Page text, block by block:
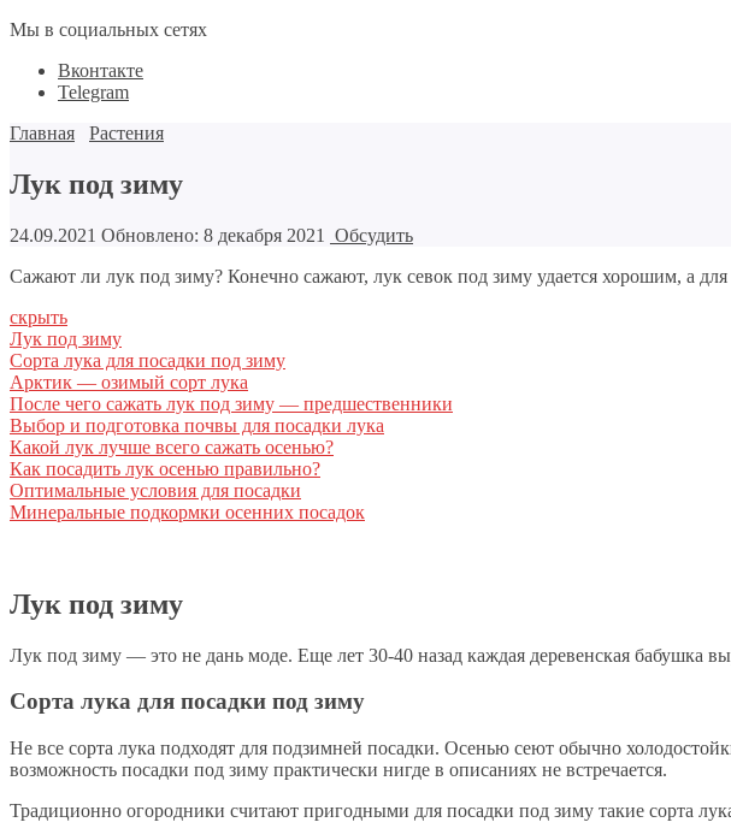
Мы в социальных сетях
Вконтакте
Telegram
Главная
Растения
Лук под зиму
24.09.2021 Обновлено: 8 декабря 2021
Обсудить
Сажают ли лук под зиму? Конечно сажают, лук севок под зиму удается хорошим, а
скрыть
Лук под зиму
Сорта лука для посадки под зиму
Арктик — озимый сорт лука
После чего сажать лук под зиму — предшественники
Выбор и подготовка почвы для посадки лука
Какой лук лучше всего сажать осенью?
Как посадить лук осенью правильно?
Оптимальные условия для посадки
Минеральные подкормки осенних посадок
Лук под зиму
Лук под зиму — это не дань моде. Еще лет 30-40 назад каждая деревенская бабушка
Сорта лука для посадки под зиму
Не все сорта лука подходят для подзимней посадки. Осенью сеют обычно
возможность посадки под зиму практически нигде в описаниях не встречается.
Традиционно огородники считают пригодными для посадки под зиму такие сорта